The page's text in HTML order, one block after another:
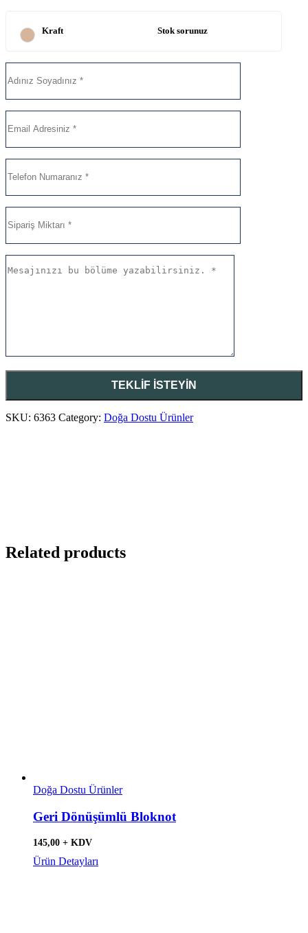
Kraft Stok sorunuz
SKU: 6363 Category: Doğa Dostu Ürünler
Related products
Doğa Dostu Ürünler
Geri Dönüşümlü Bloknot
145,00 + KDV
Ürün Detayları